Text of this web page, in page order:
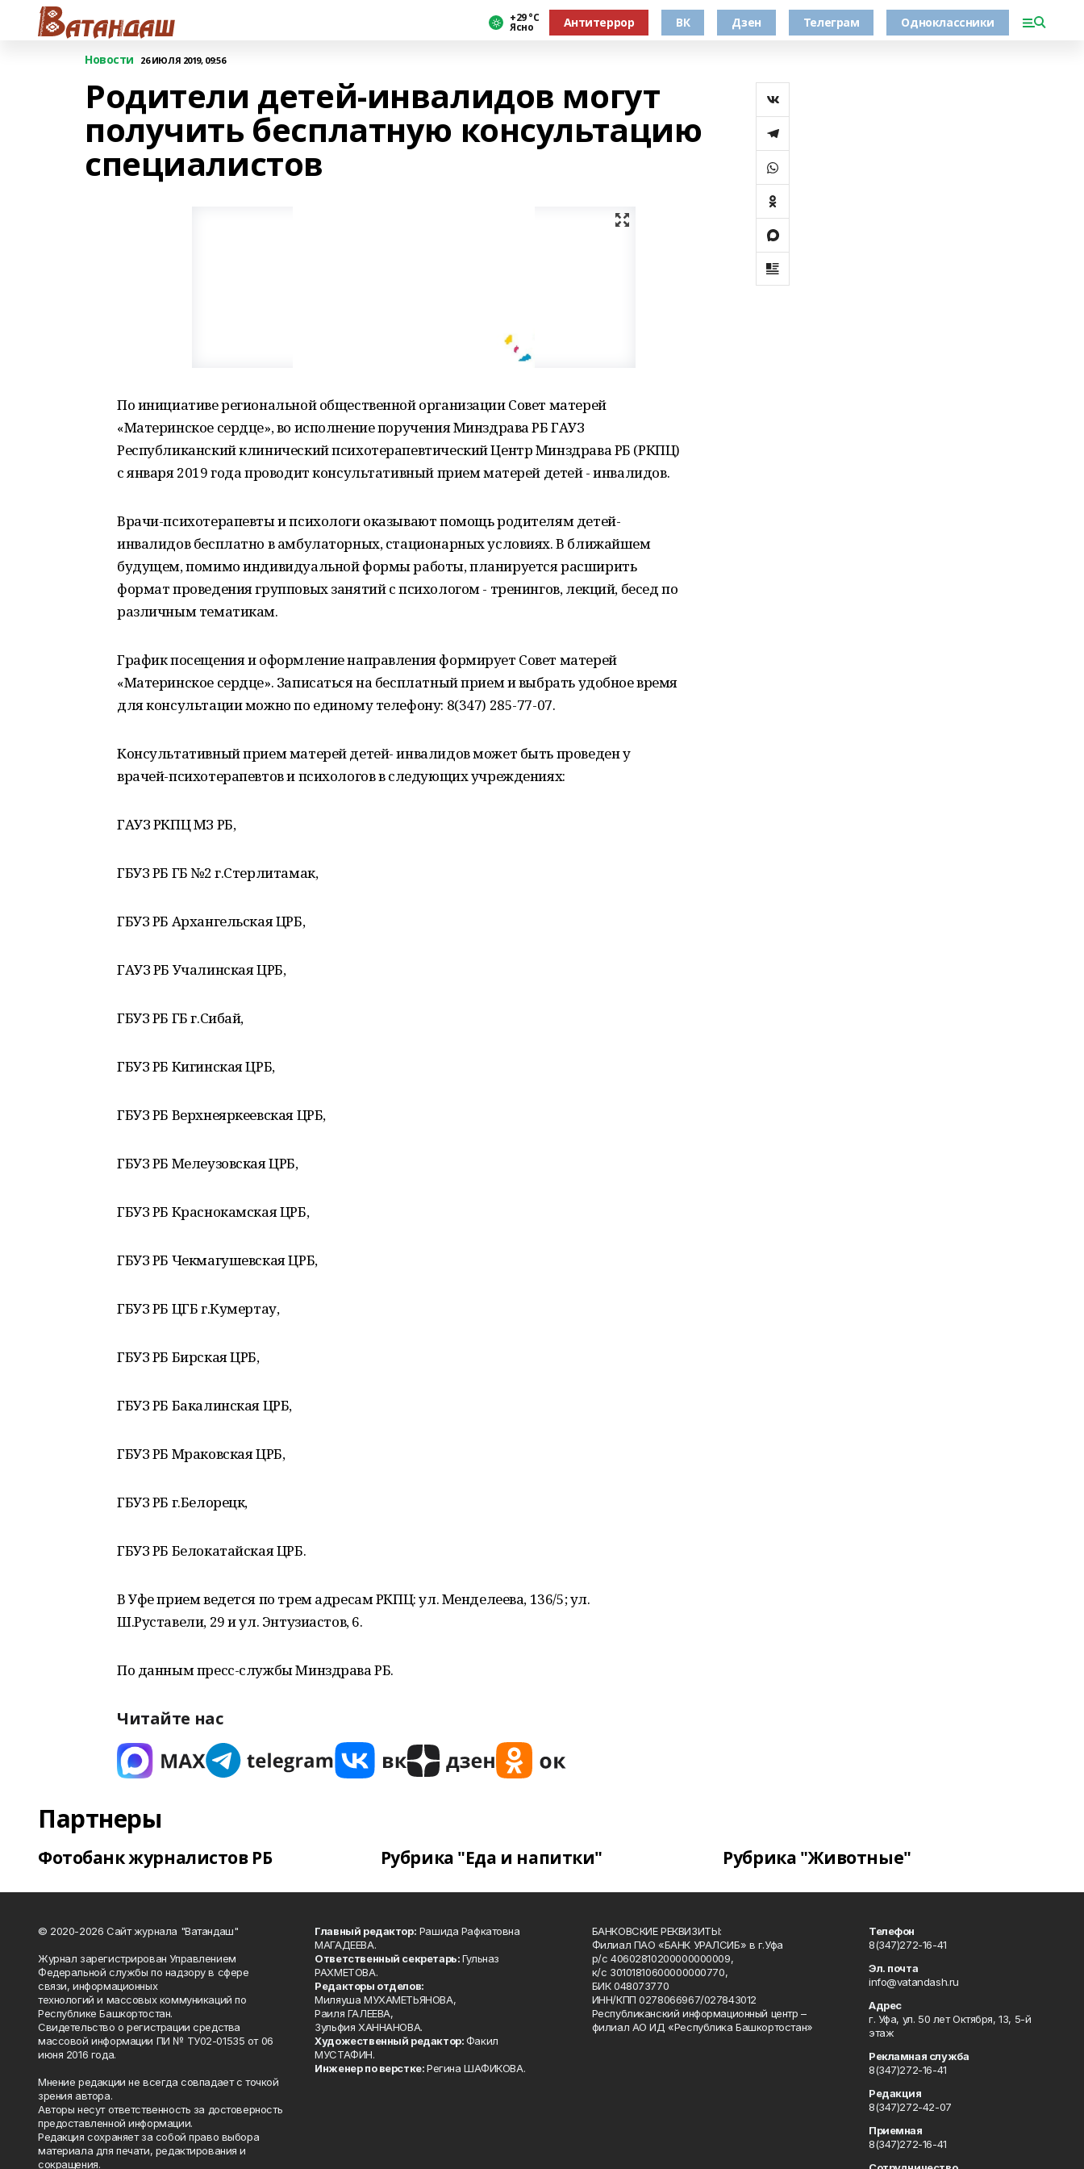
+29 °С
Ясно Антитеррор ВК Дзен Телеграм Одноклассники
Новости 26 ИЮЛЯ 2019, 09:56
Родители детей-инвалидов могут
получить бесплатную консультацию
специалистов
По инициативе региональной общественной организации Совет матерей
«Материнское сердце», во исполнение поручения Минздрава РБ ГАУЗ
Республиканский клинический психотерапевтический Центр Минздрава РБ (РКПЦ)
с января 2019 года проводит консультативный прием матерей детей - инвалидов.
Врачи-психотерапевты и психологи оказывают помощь родителям детей-
инвалидов бесплатно в амбулаторных, стационарных условиях. В ближайшем
будущем, помимо индивидуальной формы работы, планируется расширить
формат проведения групповых занятий с психологом - тренингов, лекций, бесед по
различным тематикам.
График посещения и оформление направления формирует Совет матерей
«Материнское сердце». Записаться на бесплатный прием и выбрать удобное время
для консультации можно по единому телефону: 8(347) 285-77-07.
Консультативный прием матерей детей- инвалидов может быть проведен у
врачей-психотерапевтов и психологов в следующих учреждениях:
ГАУЗ РКПЦ МЗ РБ,
ГБУЗ РБ ГБ №2 г.Стерлитамак,
ГБУЗ РБ Архангельская ЦРБ,
ГАУЗ РБ Учалинская ЦРБ,
ГБУЗ РБ ГБ г.Сибай,
ГБУЗ РБ Кигинская ЦРБ,
ГБУЗ РБ Верхнеяркеевская ЦРБ,
ГБУЗ РБ Мелеузовская ЦРБ,
ГБУЗ РБ Краснокамская ЦРБ,
ГБУЗ РБ Чекмагушевская ЦРБ,
ГБУЗ РБ ЦГБ г.Кумертау,
ГБУЗ РБ Бирская ЦРБ,
ГБУЗ РБ Бакалинская ЦРБ,
ГБУЗ РБ Мраковская ЦРБ,
ГБУЗ РБ г.Белорецк,
ГБУЗ РБ Белокатайская ЦРБ.
В Уфе прием ведется по трем адресам РКПЦ: ул. Менделеева, 136/5; ул.
Ш.Руставели, 29 и ул. Энтузиастов, 6.
По данным пресс-службы Минздрава РБ.
Читайте нас
Партнеры
Фотобанк журналистов РБ Рубрика "Еда и напитки" Рубрика "Животные"
© 2020-2026 Сайт журнала "Ватандаш"
Журнал зарегистрирован Управлением
Федеральной службы по надзору в сфере
связи, информационных
технологий и массовых коммуникаций по
Республике Башкортостан.
Свидетельство о регистрации средства
массовой информации ПИ № ТУ02-01535 от 06
июня 2016 года.
Мнение редакции не всегда совпадает с точкой
зрения автора.
Авторы несут ответственность за достоверность
предоставленной информации.
Редакция сохраняет за собой право выбора
материала для печати, редактирования и
сокращения.
Главный редактор: Рашида Рафкатовна
МАГАДЕЕВА.
Ответственный секретарь:Гульназ
РАХМЕТОВА.
Редакторы отделов:
Миляуша МУХАМЕТЬЯНОВА,
Раиля ГАЛЕЕВА,
Зульфия ХАННАНОВА.
Художественный редактор:Факил
МУСТАФИН.
Инженер по верстке:Регина ШАФИКОВА.
БАНКОВСКИЕ РЕКВИЗИТЫ:
Филиал ПАО «БАНК УРАЛСИБ» в г.Уфа
р/с 40602810200000000009,
к/с 30101810600000000770,
БИК 048073770
ИНН/КПП 0278066967/027843012
Республиканский информационный центр –
филиал АО ИД «Республика Башкортостан»
Телефон
8(347)272-16-41
Эл. почта
info@vatandash.ru
Адрес
г. Уфа, ул. 50 лет Октября, 13, 5-й
этаж
Рекламная служба
8(347)272-16-41
Редакция
8(347)272-42-07
Приемная
8(347)272-16-41